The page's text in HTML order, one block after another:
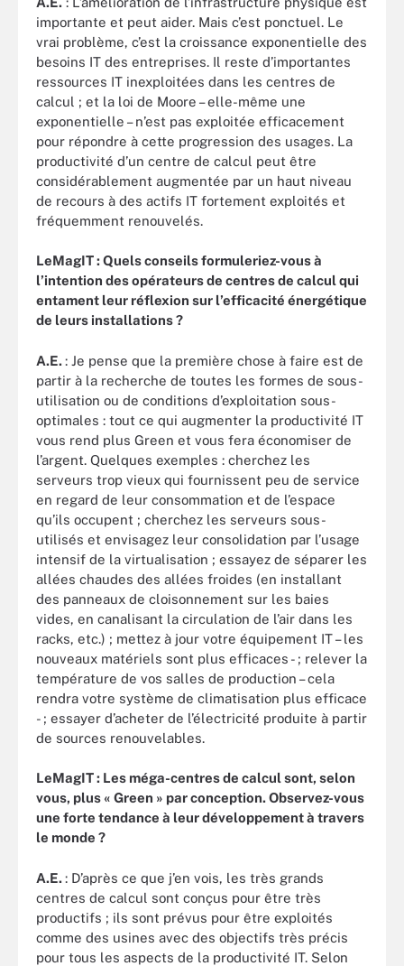
importante et peut aider. Mais c’est ponctuel. Le
vrai problème, c’est la croissance exponentielle des
besoins IT des entreprises. Il reste d’importantes
ressources IT inexploitées dans les centres de
calcul ; et la loi de Moore – elle-même une
exponentielle – n’est pas exploitée efficacement
pour répondre à cette progression des usages. La
productivité d’un centre de calcul peut être
considérablement augmentée par un haut niveau
de recours à des actifs IT fortement exploités et
fréquemment renouvelés.
LeMagIT : Quels conseils formuleriez-vous à
l’intention des opérateurs de centres de calcul qui
entament leur réflexion sur l’efficacité énergétique
de leurs installations ?
A.E.: Je pense que la première chose à faire est de
partir à la recherche de toutes les formes de sous-
utilisation ou de conditions d’exploitation sous-
optimales : tout ce qui augmenter la productivité IT
vous rend plus Green et vous fera économiser de
l’argent. Quelques exemples : cherchez les
serveurs trop vieux qui fournissent peu de service
en regard de leur consommation et de l’espace
qu’ils occupent ; cherchez les serveurs sous-
utilisés et envisagez leur consolidation par l’usage
intensif de la virtualisation ; essayez de séparer les
allées chaudes des allées froides (en installant
des panneaux de cloisonnement sur les baies
vides, en canalisant la circulation de l’air dans les
racks, etc.) ; mettez à jour votre équipement IT – les
nouveaux matériels sont plus efficaces - ; relever la
température de vos salles de production – cela
rendra votre système de climatisation plus efficace
- ; essayer d’acheter de l’électricité produite à partir
de sources renouvelables.
LeMagIT : Les méga-centres de calcul sont, selon
vous, plus « Green » par conception. Observez-vous
une forte tendance à leur développement à travers
le monde ?
A.E.: D’après ce que j’en vois, les très grands
centres de calcul sont conçus pour être très
productifs ; ils sont prévus pour être exploités
comme des usines avec des objectifs très précis
pour tous les aspects de la productivité IT. Selon